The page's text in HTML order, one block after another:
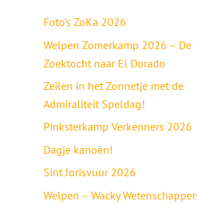
Foto’s ZoKa 2026
Welpen Zomerkamp 2026 – De
Zoektocht naar El Dorado
Zeilen in het Zonnetje met de
Admiraliteit Speldag!
Pinksterkamp Verkenners 2026
Dagje kanoën!
Sint Jorisvuur 2026
Welpen – Wacky